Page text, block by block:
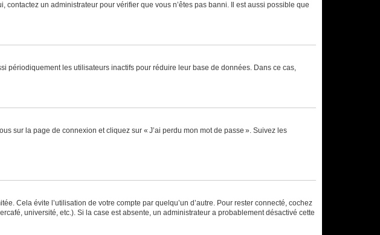
contactez un administrateur pour vérifier que vous n’êtes pas banni. Il est aussi possible que
périodiquement les utilisateurs inactifs pour réduire leur base de données. Dans ce cas,
sur la page de connexion et cliquez sur « J’ai perdu mon mot de passe ». Suivez les
Cela évite l’utilisation de votre compte par quelqu’un d’autre. Pour rester connecté, cochez
université, etc.). Si la case est absente, un administrateur a probablement désactivé cette